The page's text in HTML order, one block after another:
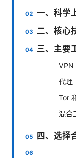
一、科学
二、核心
三、主要
VPN
代理
Tor
混合
四、选择